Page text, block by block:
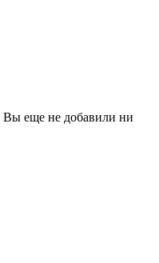
Вы еще не добавили ни